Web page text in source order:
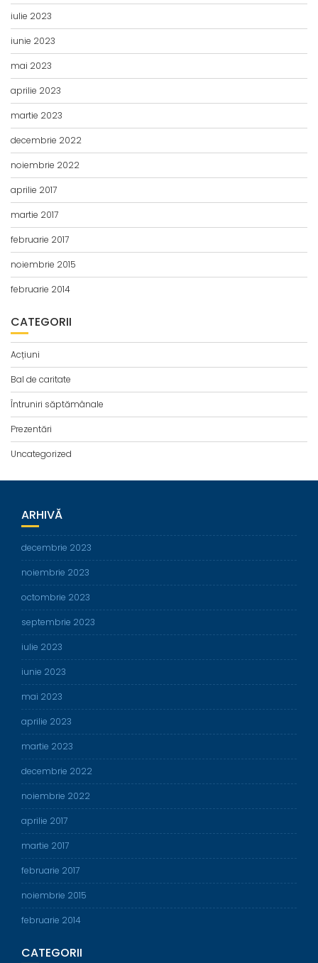
iulie 2023
iunie 2023
mai 2023
aprilie 2023
martie 2023
decembrie 2022
noiembrie 2022
aprilie 2017
martie 2017
februarie 2017
noiembrie 2015
februarie 2014
CATEGORII
Acțiuni
Bal de caritate
Întruniri săptămânale
Prezentări
Uncategorized
ARHIVĂ
decembrie 2023
noiembrie 2023
octombrie 2023
septembrie 2023
iulie 2023
iunie 2023
mai 2023
aprilie 2023
martie 2023
decembrie 2022
noiembrie 2022
aprilie 2017
martie 2017
februarie 2017
noiembrie 2015
februarie 2014
CATEGORII